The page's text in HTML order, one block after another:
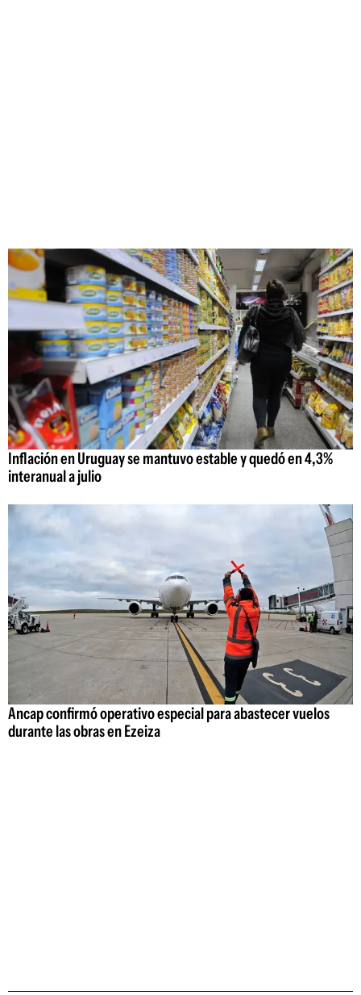
Inflación en Uruguay se mantuvo estable y quedó en 4,3%
interanual a julio
Ancap confirmó operativo especial para abastecer vuelos
durante las obras en Ezeiza